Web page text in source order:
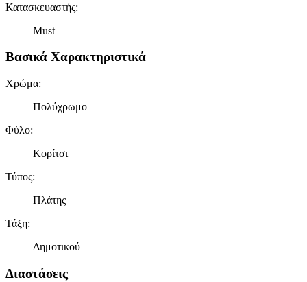
Κατασκευαστής:
Must
Βασικά Χαρακτηριστικά
Χρώμα:
Πολύχρωμο
Φύλο:
Κορίτσι
Τύπος:
Πλάτης
Τάξη:
Δημοτικού
Διαστάσεις